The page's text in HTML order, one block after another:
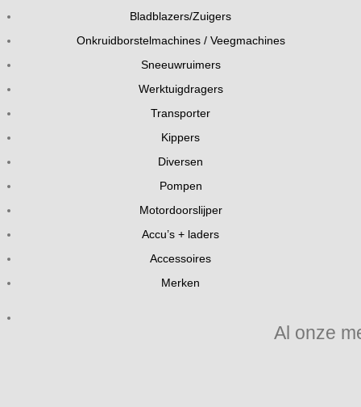
Bladblazers/Zuigers
Onkruidborstelmachines / Veegmachines
Sneeuwruimers
Werktuigdragers
Transporter
Kippers
Diversen
Pompen
Motordoorslijper
Accu’s + laders
Accessoires
Merken
Al onze